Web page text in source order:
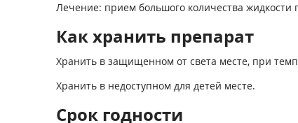
Лечение: прием большого количества
Как хранить препарат
Хранить в защищенном от света месте, при
Хранить в недоступном для детей месте.
Срок годности